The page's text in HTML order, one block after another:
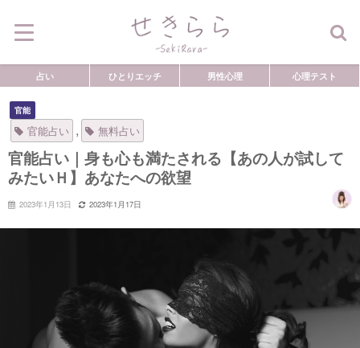
占い ひとりエッチ 男性心理 心理テスト
官能
官能占い , 無料占い
官能占い｜身も心も満たされる【あの人が試して
みたいＨ】あなたへの欲望
2023年1月13日 2023年1月17日